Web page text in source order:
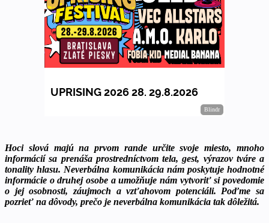
Hoci slová majú na prvom rande určite svoje miesto, mnoho
informácií sa prenáša prostredníctvom tela, gest, výrazov tváre a
tonality hlasu. Neverbálna komunikácia nám poskytuje hodnotné
informácie o druhej osobe a umožňuje nám vytvoriť si povedomie
o jej osobnosti, záujmoch a vzťahovom potenciáli. Poďme sa
pozrieť na dôvody, prečo je neverbálna komunikácia tak dôležitá.